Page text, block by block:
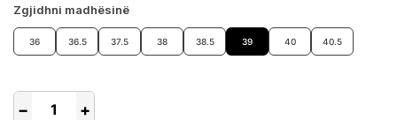
Zgjidhni madhësinë
36 36.5 37.5 38 38.5 39 40 40.5
− +